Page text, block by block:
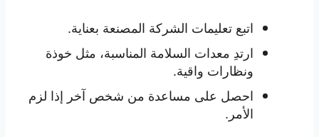
اتبع تعليمات الشركة المصنعة بعناية.
ارتدِ معدات السلامة المناسبة، مثل خوذة
ونظارات واقية.
احصل على مساعدة من شخص آخر إذا لزم
الأمر.